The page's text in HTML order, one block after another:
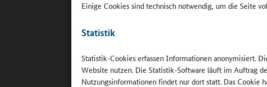
Einige Cookies sind technisch notwendig, um die Seite
Statistik
Statistik-Cookies erfassen Informationen anonymisiert.
Website nutzen. Die Statistik-Software läuft im Auftrag
Nutzungsinformationen findet nur dort statt. Das Cookie
auf das ganze
Online-Redaktion:Im
Nachmittag“ engagiert.